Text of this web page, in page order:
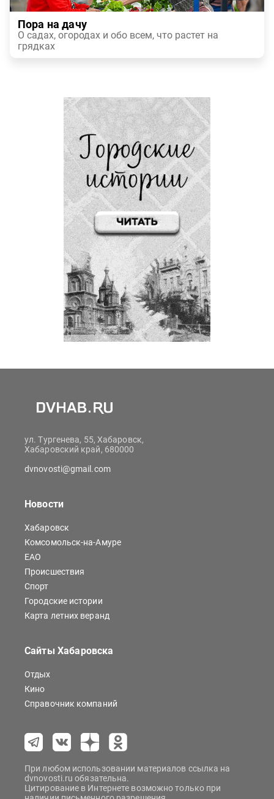
Пора на дачу
О садах, огородах и обо всем, что растет на
грядках
ул. Тургенева, 55, Хабаровск,
Хабаровский край, 680000
dvnovosti@gmail.com
Новости
Хабаровск
Комсомольск-на-Амуре
ЕАО
Происшествия
Спорт
Городские истории
Карта летних веранд
Сайты Хабаровска
Отдых
Кино
Справочник компаний
При любом использовании материалов ссылка на
dvnovosti.ru обязательна.
Цитирование в Интернете возможно только при